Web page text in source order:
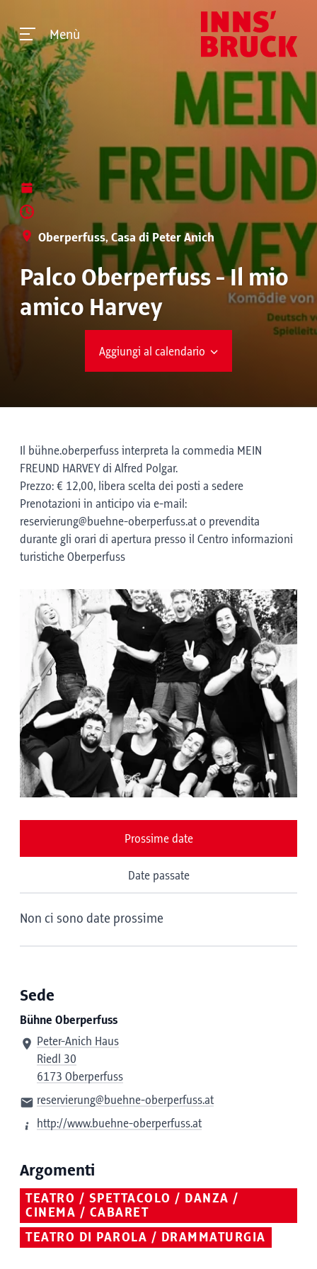
Menù
Oberperfuss, Casa di Peter Anich
Palco Oberperfuss - Il mio
amico Harvey
Aggiungi al calendario
Il bühne.oberperfuss interpreta la commedia MEIN
FREUND HARVEY di Alfred Polgar.
Prezzo: € 12,00, libera scelta dei posti a sedere
Prenotazioni in anticipo via e-mail:
reservierung@buehne-oberperfuss.at o prevendita
durante gli orari di apertura presso il Centro informazioni
turistiche Oberperfuss
Prossime date
Date passate
Non ci sono date prossime
Sede
Bühne Oberperfuss
Peter-Anich Haus
Riedl 30
6173 Oberperfuss
reservierung@buehne-oberperfuss.at
http://www.buehne-oberperfuss.at
Argomenti
TEATRO / SPETTACOLO / DANZA /
CINEMA / CABARET
TEATRO DI PAROLA / DRAMMATURGIA